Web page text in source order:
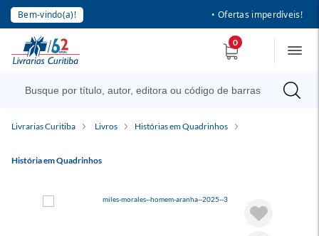
Bem-vindo(a)! • Ofertas imperdíveis!
0
Livrarias Curitiba Livros Histórias em Quadrinhos
História em Quadrinhos